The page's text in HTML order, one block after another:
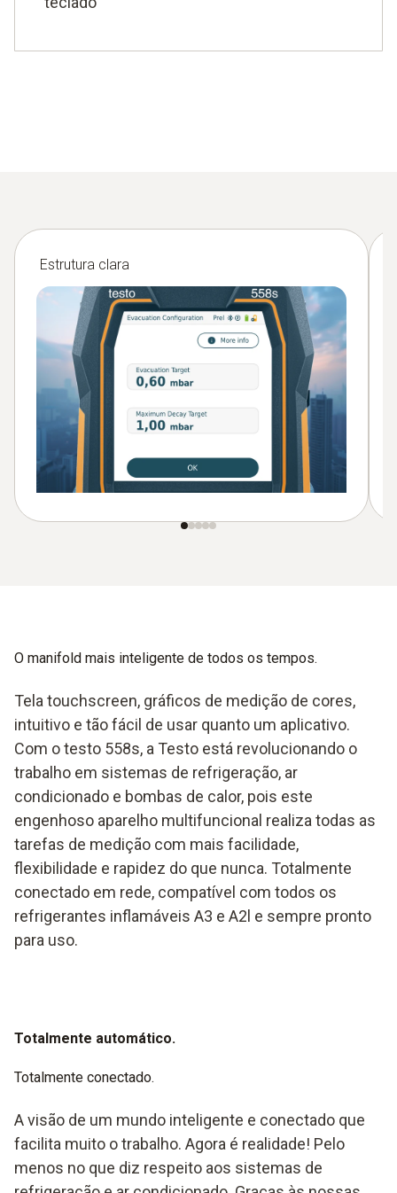
Estrutura clara
O manifold mais inteligente de todos os tempos.
Tela touchscreen, gráficos de medição de cores,
intuitivo e tão fácil de usar quanto um aplicativo.
Com o testo 558s, a Testo está revolucionando o
trabalho em sistemas de refrigeração, ar
condicionado e bombas de calor, pois este
engenhoso aparelho multifuncional realiza todas as
tarefas de medição com mais facilidade,
flexibilidade e rapidez do que nunca. Totalmente
conectado em rede, compatível com todos os
refrigerantes inflamáveis A3 e A2l e sempre pronto
para uso.
Totalmente automático.
Totalmente conectado.
A visão de um mundo inteligente e conectado que
facilita muito o trabalho. Agora é realidade! Pelo
menos no que diz respeito aos sistemas de